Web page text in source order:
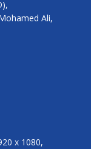
Ali,
x 1080,